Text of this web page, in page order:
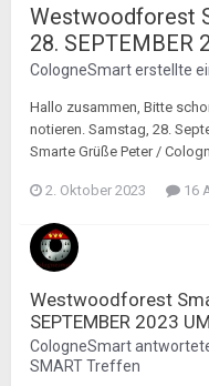
Westwoodforest
28. SEPTEMBER
CologneSmarterstellte
Hallo zusammen, Bitte
notieren. Samstag, 28.
Smarte Grüße Peter /
2. Oktober 2023 16
Westwoodforest
SEPTEMBER 2023
CologneSmart
SMART Treffen